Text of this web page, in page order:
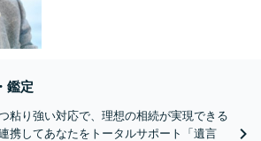
鑑定
粘り強い対応で、理想の相続が実現できる
携してあなたをトータルサポート「遺言